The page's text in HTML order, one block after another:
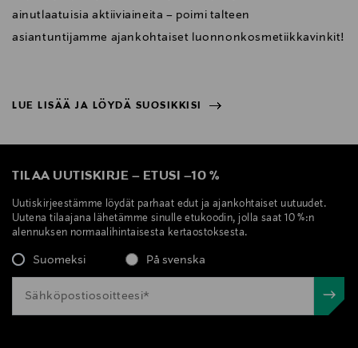
ainutlaatuisia aktiiviaineita – poimi talteen
asiantuntijamme ajankohtaiset luonnonkosmetiikkavinkit!
LUE LISÄÄ JA LÖYDÄ SUOSIKKISI
TILAA UUTISKIRJE – ETUSI –10 %
Uutiskirjeestämme löydät parhaat edut ja ajankohtaiset uutuudet.
Uutena tilaajana lähetämme sinulle etukoodin, jolla saat 10 %:n
alennuksen normaalihintaisesta kertaostoksesta.
Suomeksi På svenska